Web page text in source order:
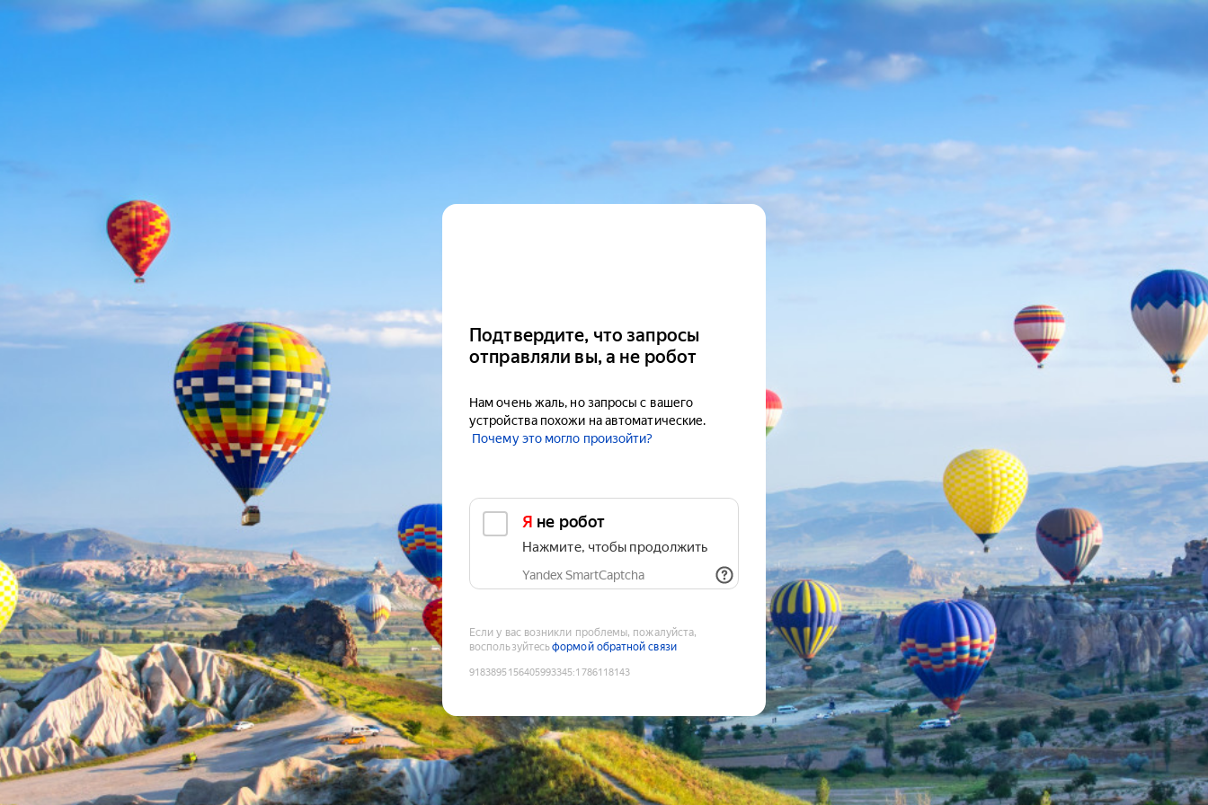
Подтвердите, что запросы
отправляли вы, а не робот
Нам очень жаль, но запросы с вашего
устройства похожи на автоматические.
Почему это могло произойти?
Я не робот
Нажмите, чтобы продолжить
Yandex SmartCaptcha
Если у вас возникли проблемы, пожалуйста,
воспользуйтесьформой обратной связи
9183895156405993345:1786118143